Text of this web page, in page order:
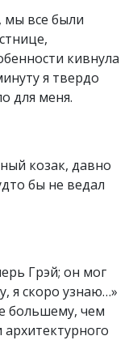
мы все были
кивнула
я твердо
для меня.
козак, давно
бы не ведал
Грэй; он мог
я скоро узнаю…»
большему, чем